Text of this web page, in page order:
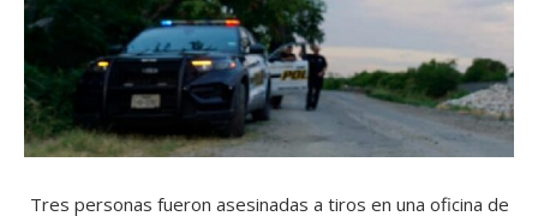
Tres personas fueron asesinadas a tiros en una oficina de